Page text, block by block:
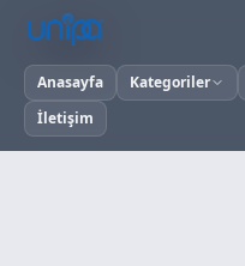
Anasayfa Kategoriler
İletişim